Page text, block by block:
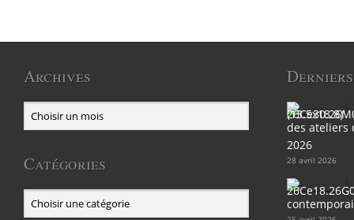
Archives
Catégories
des ateliers
2026
28 avril 2026